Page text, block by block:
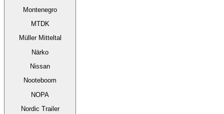
Montenegro
MTDK
Müller Mitteltal
Närko
Nissan
Nooteboom
NOPA
Nordic Trailer